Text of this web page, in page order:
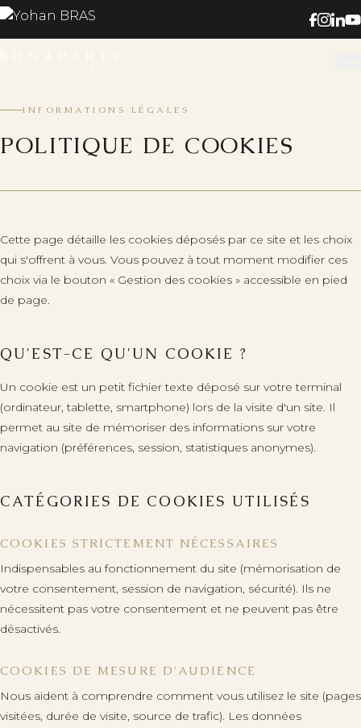
+33 (0)6 68 02 05 20
FR·EN
INFORMATIONS LÉGALES
POLITIQUE DE COOKIES
Cette page détaille les cookies déposés par ce site et les choix
qui s'offrent à vous. Vous pouvez à tout moment modifier ces
choix via le bouton « Gestion des cookies » accessible en pied
de page.
QU'EST-CE QU'UN COOKIE ?
Un cookie est un petit fichier texte déposé sur votre terminal
(ordinateur, tablette, smartphone) lors de la visite d'un site. Il
permet au site de mémoriser des informations sur votre
navigation (préférences, session, statistiques anonymes).
CATÉGORIES DE COOKIES UTILISÉS
COOKIES STRICTEMENT NÉCESSAIRES
Indispensables au fonctionnement du site (mémorisation de
votre consentement, session de navigation, sécurité). Ils ne
nécessitent pas votre consentement et ne peuvent pas être
désactivés.
COOKIES DE MESURE D'AUDIENCE
Nous aident à comprendre comment vous utilisez le site (pages
visitées, durée de visite, source de trafic). Les données